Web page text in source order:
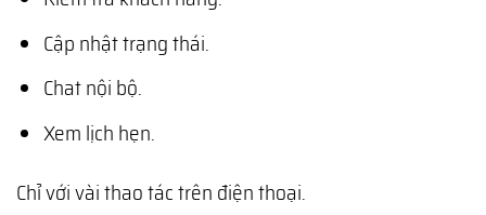
Cập nhật trạng thái.
Chat nội bộ.
Xem lịch hẹn.
Chỉ với vài thao tác trên điện thoại.